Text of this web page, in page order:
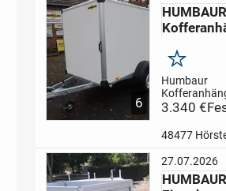
Zurrbügel im
versenkt-
verzinktem
Bohlens...
6
HUMBAUR
Merken
Humbaur
-
Nutzlast-
Innenleuchte
Zurrösen-
3.340 €
48477
27.07.2026
HUMBAUR